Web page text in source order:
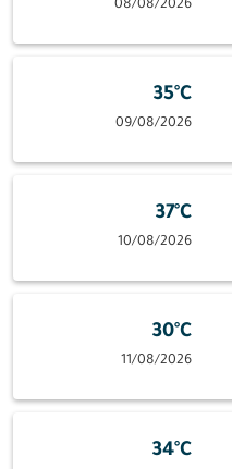
08/08/2026
35°C
09/08/2026
37°C
10/08/2026
30°C
11/08/2026
34°C